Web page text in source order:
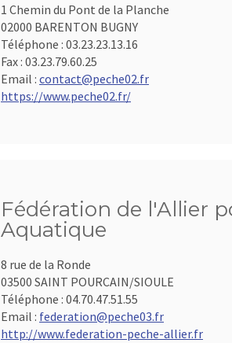
1 Chemin du Pont de la Planche
02000 BARENTON BUGNY
Téléphone : 03.23.23.13.16
Fax : 03.23.79.60.25
Email : contact@peche02.fr
https://www.peche02.fr/
Fédération de l'Allier
Aquatique
8 rue de la Ronde
03500 SAINT POURCAIN/SIOULE
Téléphone : 04.70.47.51.55
Email : federation@peche03.fr
http://www.federation-peche-allier.fr